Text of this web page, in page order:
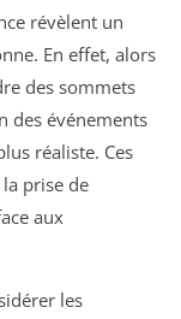
révèlent un
En effet, alors
des sommets
des événements
réaliste. Ces
prise de
aux
les